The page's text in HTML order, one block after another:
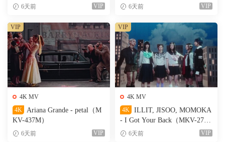
6天前 VIP
a)（MKV-327M）
6天前 VIP
4K MV
4K
Ariana Grande - petal（M
KV-437M）
6天前 VIP
VIP
4K MV
4K
ILLIT, JISOO, MOMOKA
- I Got Your Back（MKV-274
M）6天前 VIP
VIP